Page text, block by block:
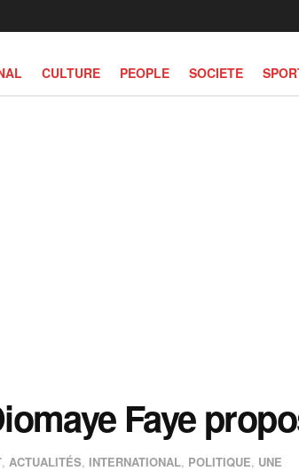
CULTURE PEOPLE SOCIETE
Faye
, ACTUALITÉS, INTERNATIONAL, POLITIQUE, UNE